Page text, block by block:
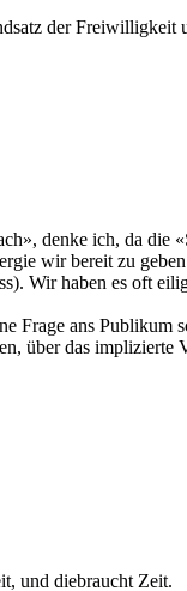
der
denke ich, da
wir bereit zu
Wir haben es oft
ans Publikum
über das
und diebraucht Zeit.